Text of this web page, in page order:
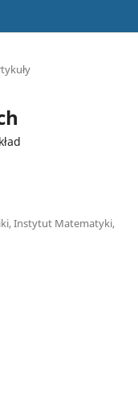
Instytut Matematyki,